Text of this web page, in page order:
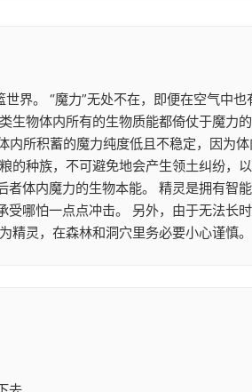
界。 “魔力”无处不在，即便在空气中
生物体内所有的生物质能都倚仗于魔力
内所积蓄的魔力纯度低且不稳定，因为
的种族，不可避免地会产生领土纠纷
体内魔力的生物本能。 精灵是拥有
哪怕一点点冲击。 另外，由于无法
灵，在森林和洞穴里务必要小心谨慎。